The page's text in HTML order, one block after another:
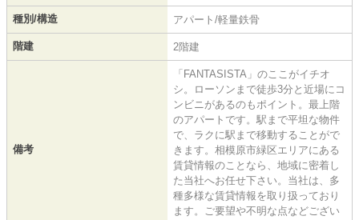
種別/構造 アパート/軽量鉄骨
階建 2階建
備考
「FANTASISTA」のここがイチオ
シ。ローソンまで徒歩3分と近場にコ
ンビニがあるのもポイント。最上階
のアパートです。駅まで平坦な物件
で、ラクに駅まで移動することがで
きます。相模原市緑区エリアにある
賃貸情報のことなら、地域に密着し
た当社へお任せ下さい。当社は、多
種多様な賃貸情報を取り扱っており
ます。ご要望や不明な点などござい